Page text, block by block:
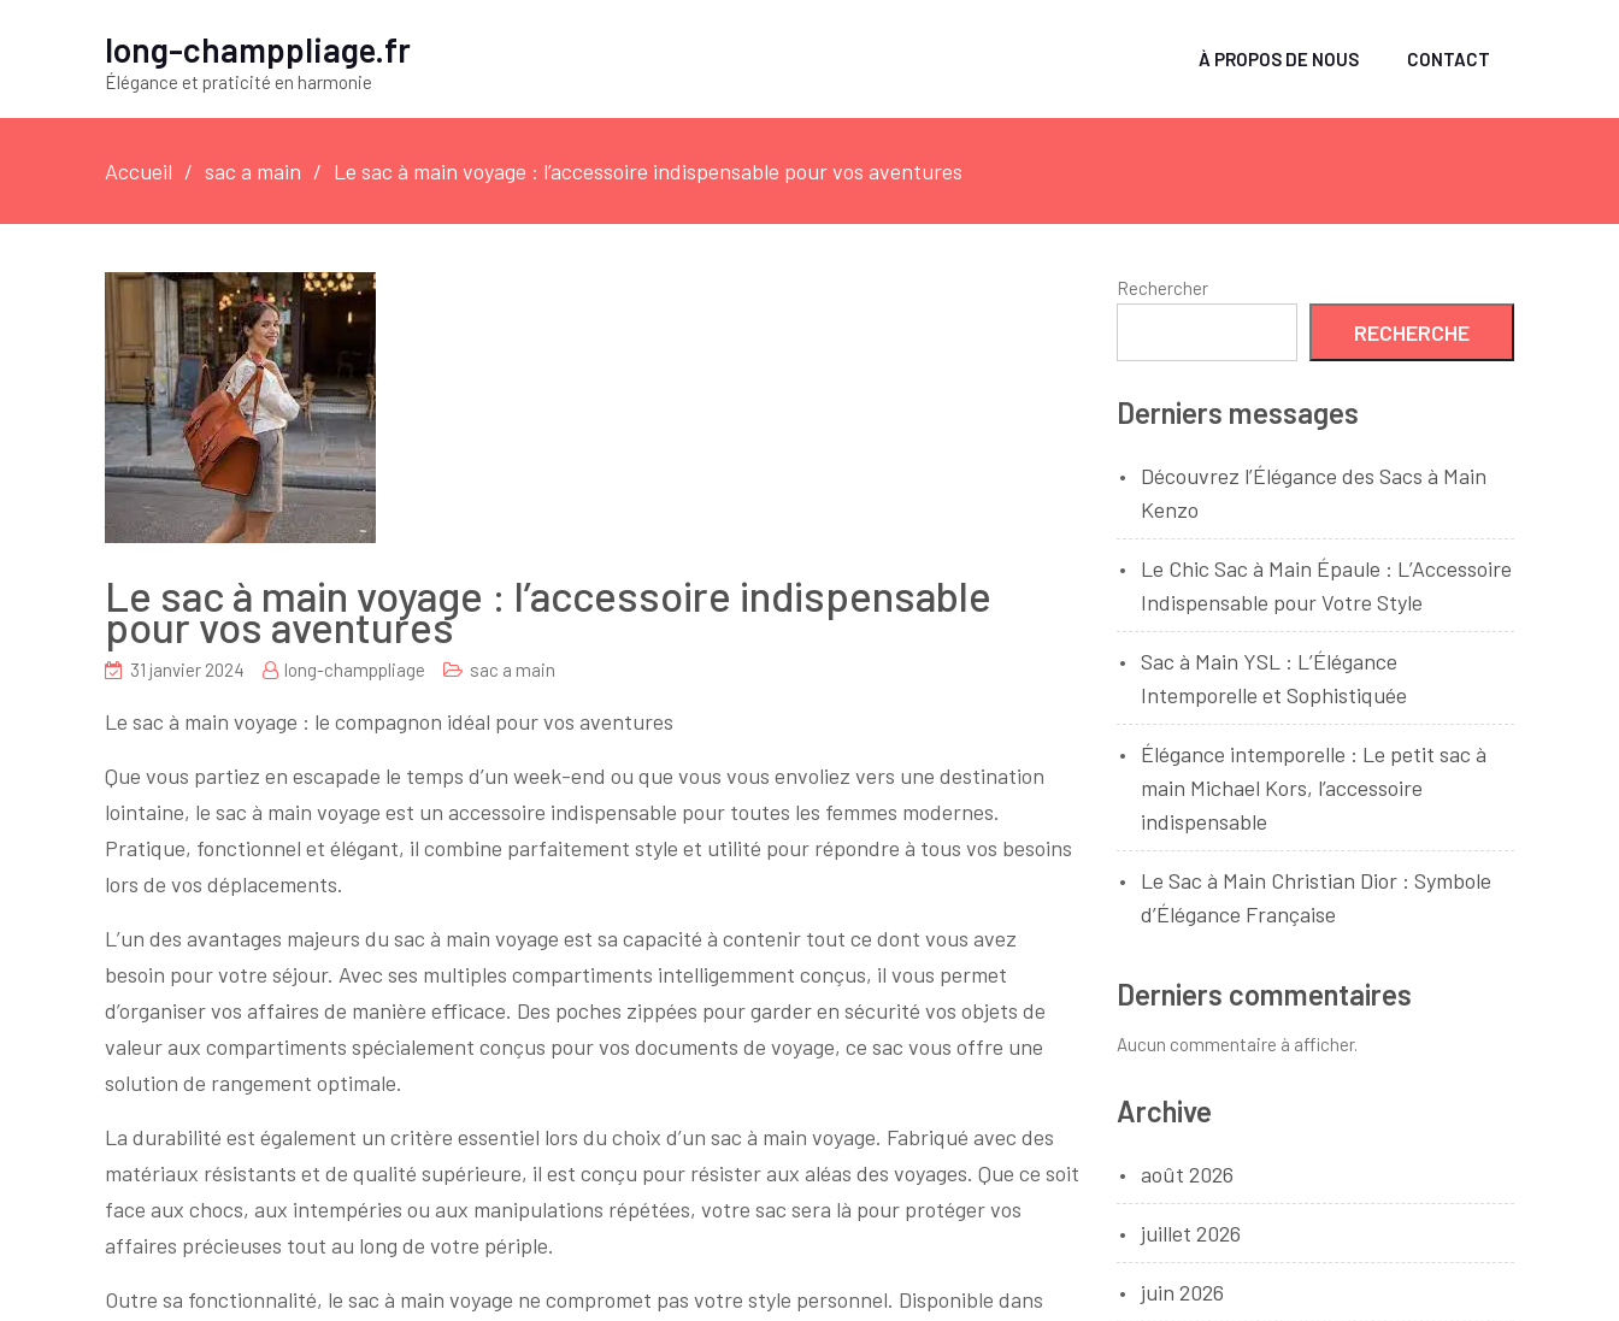
long-champpliage.fr
Élégance et praticité en harmonie
À PROPOS DE NOUS CONTACT
Accueil sac a main Le sac à main voyage : l’accessoire indispensable pour vos aventures
Le sac à main voyage : l’accessoire indispensable
pour vos aventures
31 janvier 2024 long-champpliage sac a main
Le sac à main voyage : le compagnon idéal pour vos aventures
Que vous partiez en escapade le temps d’un week-end ou que vous vous envoliez vers une destination
lointaine, le sac à main voyage est un accessoire indispensable pour toutes les femmes modernes.
Pratique, fonctionnel et élégant, il combine parfaitement style et utilité pour répondre à tous vos besoins
lors de vos déplacements.
L’un des avantages majeurs du sac à main voyage est sa capacité à contenir tout ce dont vous avez
besoin pour votre séjour. Avec ses multiples compartiments intelligemment conçus, il vous permet
d’organiser vos affaires de manière efficace. Des poches zippées pour garder en sécurité vos objets de
valeur aux compartiments spécialement conçus pour vos documents de voyage, ce sac vous offre une
solution de rangement optimale.
La durabilité est également un critère essentiel lors du choix d’un sac à main voyage. Fabriqué avec des
matériaux résistants et de qualité supérieure, il est conçu pour résister aux aléas des voyages. Que ce soit
face aux chocs, aux intempéries ou aux manipulations répétées, votre sac sera là pour protéger vos
affaires précieuses tout au long de votre périple.
Outre sa fonctionnalité, le sac à main voyage ne compromet pas votre style personnel. Disponible dans
Rechercher
RECHERCHE
Derniers messages
Découvrez l’Élégance des Sacs à Main
Kenzo
Le Chic Sac à Main Épaule : L’Accessoire
Indispensable pour Votre Style
Sac à Main YSL : L’Élégance
Intemporelle et Sophistiquée
Élégance intemporelle : Le petit sac à
main Michael Kors, l’accessoire
indispensable
Le Sac à Main Christian Dior : Symbole
d’Élégance Française
Derniers commentaires
Aucun commentaire à afficher.
Archive
août 2026
juillet 2026
juin 2026